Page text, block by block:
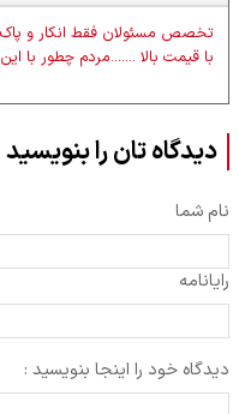
تخصص مسئولان فقط انکار و
با قیمت بالا .......مردم چطور با
دیدگاه تان را بنویسید
نام شما
رایانامه
دیدگاه خود را اینجا بنویسید :